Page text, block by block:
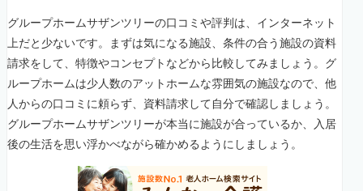
グループホームサザンツリーの口コミや評判は、インターネット
上だと少ないです。まずは気になる施設、条件の合う施設の資料
請求をして、特徴やコンセプトなどから比較してみましょう。グ
ループホームは少人数のアットホームな雰囲気の施設なので、他
人からの口コミに頼らず、資料請求して自分で確認しましょう。
グループホームサザンツリーが本当に施設が合っているか、入居
後の生活を思い浮かべながら確かめるようにしましょう。